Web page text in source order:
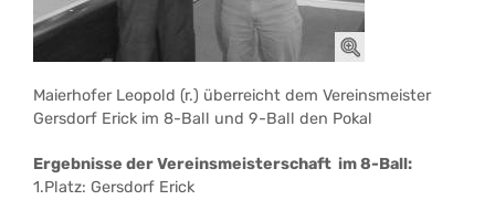
Maierhofer Leopold (r.) überreicht dem Vereinsmeister
Gersdorf Erick im 8-Ball und 9-Ball den Pokal
Ergebnisse der Vereinsmeisterschaft im 8-Ball:
1.Platz: Gersdorf Erick